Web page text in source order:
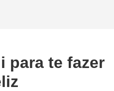
para te fazer